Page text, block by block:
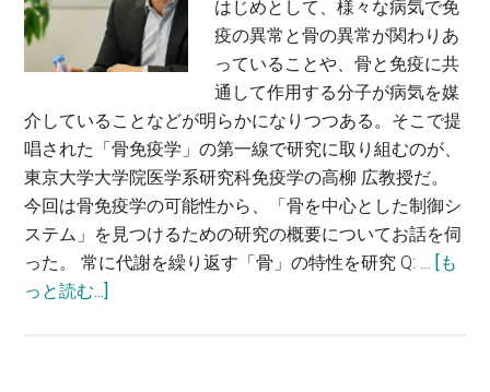
ー
ぎ
の
謎
を
解
明
す
る
～
若
はじめとして、様々な病気で免
疫の異常と骨の異常が関わりあ
っていることや、骨と免疫に共
通して作用する分子が病気を媒
介していることなどが明らかになりつつある。そこで提
唱された「骨免疫学」の第一線で研究に取り組むのが、
東京大学大学院医学系研究科免疫学の高柳 広教授だ。
今回は骨免疫学の可能性から、「骨を中心とした制御シ
ステム」を見つけるための研究の概要についてお話を伺
った。 常に代謝を繰り返す「骨」の特性を研究 Q: …
[も
っと読む...]